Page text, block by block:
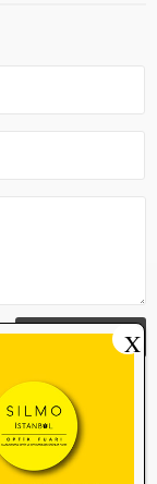
Yorum Yap X